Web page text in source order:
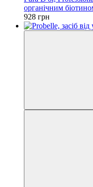
органічним
928 грн